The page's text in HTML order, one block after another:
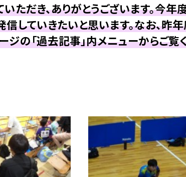
だき、ありがとうございます。今
していきたいと思います。なお、昨
ジの「過去記事」内メニューからご覧